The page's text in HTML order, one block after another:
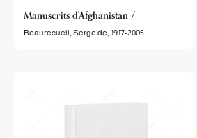
Manuscrits d'Afghanistan /
Beaurecueil, Serge de, 1917-2005